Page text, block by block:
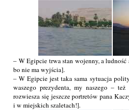
– W Egipcie trwa stan wojenny, a
bo nie ma wyjścia].
– W Egipcie jest taka sama sytuacja
waszego prezydenta, my naszego –
rozwiesza się jeszcze portretów pana
i w miejskich szaletach!].